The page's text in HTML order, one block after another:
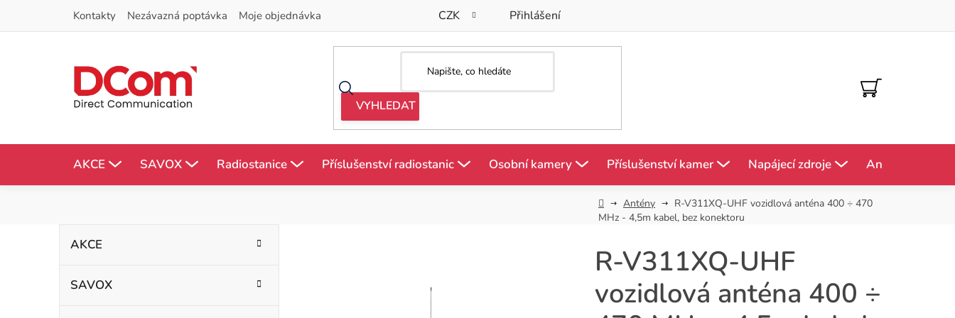
Kontakty Nezávazná poptávka Moje objednávka CZK Přihlášení
NÁKUPNÍ
KOŠÍK
AKCE SAVOX Radiostanice Příslušenství radiostanic Osobní kamery Příslušenství kamer Napájecí zdroje Antény
DomůAntény
R-V311XQ-UHF vozidlová anténa 400 ÷ 470
MHz - 4,5m kabel, bez konektoru
P
kategorie
AKCE
SAVOX
R-V311XQ-UHF
vozidlová anténa 400 ÷